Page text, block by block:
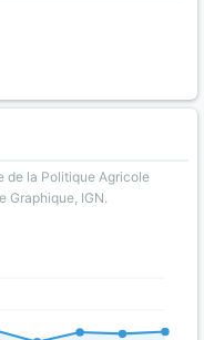
de la Politique Agricole
Graphique, IGN.